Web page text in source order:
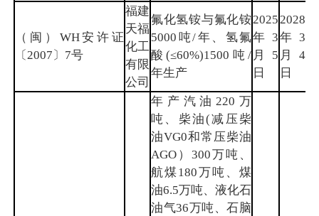
（闽）WH安许证
〔2007〕7号
福建
天福
化工
有限
公司
氟化氢铵与氟化铵
5000吨/年、氢氟
酸(≤60%)1500吨/
年生产
2025
年3
月5
日
2028
年3
月4
日
年产汽油220万
吨、柴油(减压柴
油VG0和常压柴油
AGO）300万吨、
航煤180万吨、煤
油6.5万吨、液化石
油气36万吨、石脑